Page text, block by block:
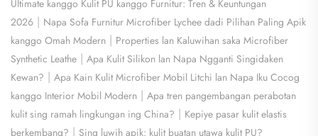
Ultimate kanggo Kulit PU kanggo Furnitur: Tren & Keuntungan
2026 | Napa Sofa Furnitur Microfiber Lychee dadi Pilihan Paling Apik
kanggo Omah Modern | Properties lan Kaluwihan saka Microfiber
Synthetic Leathe | Apa Kulit Silikon lan Napa Ngganti Singidaken
Kewan? | Apa Kain Kulit Microfiber Mobil Litchi lan Napa Iku Cocog
kanggo Interior Mobil Modern | Apa tren pangembangan perabotan
kulit sing ramah lingkungan ing China? | Kepiye pasar kulit elastis
berkembang? | Sing luwih apik: kulit buatan utawa kulit PU?